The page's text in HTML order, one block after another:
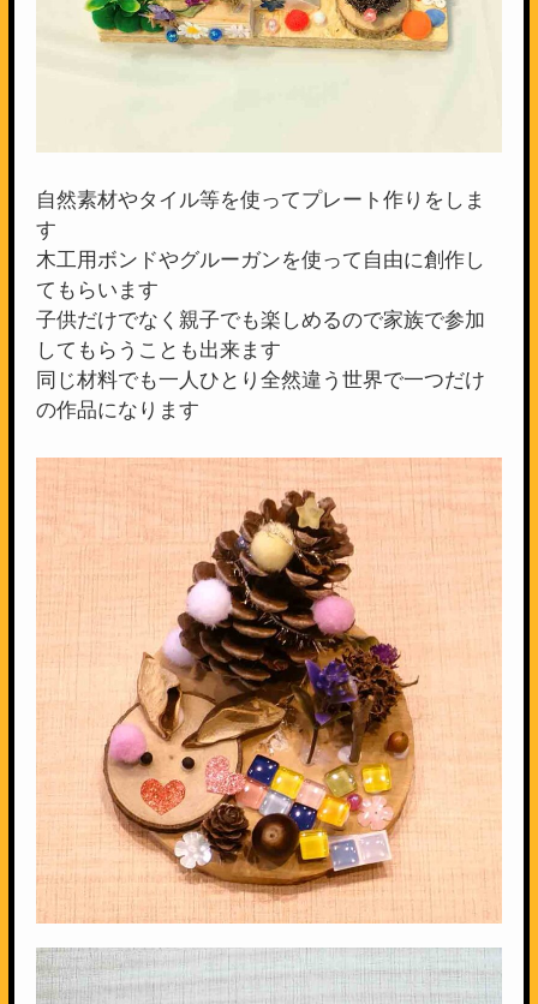
自然素材やタイル等を使ってプレート作りをしま
す
木工用ボンドやグルーガンを使って自由に創作し
てもらいます
子供だけでなく親子でも楽しめるので家族で参加
してもらうことも出来ます
同じ材料でも一人ひとり全然違う世界で一つだけ
の作品になります